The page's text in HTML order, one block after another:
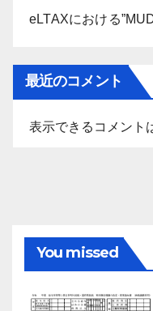
eLTAXにおける
最近のコメント
表示できるコメント
You missed